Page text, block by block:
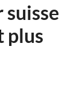
plus